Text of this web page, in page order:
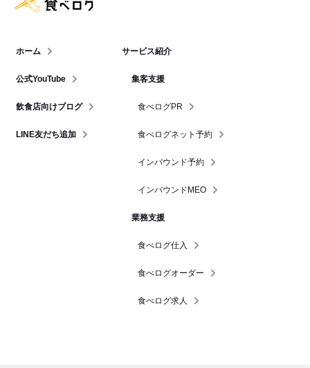
ホーム
公式YouTube
飲食店向けブログ
LINE友だち追加
サービス紹介
集客支援
食べログPR
食べログネット予約
インバウンド予約
インバウンドMEO
業務支援
食べログ仕入
食べログオーダー
食べログ求人